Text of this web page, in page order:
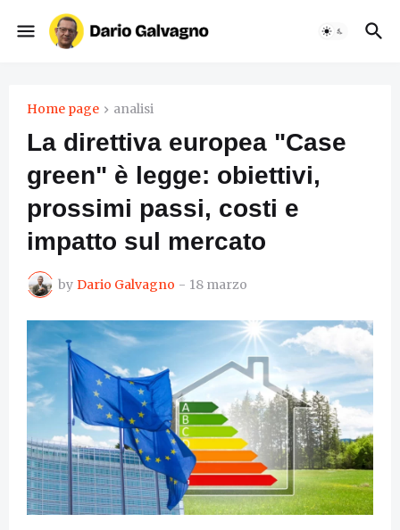
Home page analisi
La direttiva europea "Case
green" è legge: obiettivi,
prossimi passi, costi e
impatto sul mercato
by Dario Galvagno - 18 marzo